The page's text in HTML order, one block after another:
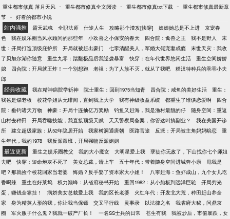
重生都市修真 落月天风 - 重生都市修真全文阅读 - 重生都市修真txt下载 - 重生都市修真最新章
节 - 好看的都市小说
站内强推 霸天武魂 全职法师 仕途人生 攻略那个渣攻[快穿] 娘娘她总是不上进
京宠春
色
我在娱乐圈当风水顾问的那些年 小欢喜之小保安的春天 四合院：禽兽之王 我不是野人
末
世：开局打造顶级庇护所
开局就被赶出豪门 七零清醒美人，军婚大佬宠妻成瘾
末世天灾：我收
了贝加尔湖你随意
重生九零：踹翻极品后我逆袭暴富 快穿：在年代世界悠闲生活
重生空间娇娇
媳
四合院：开局就王炸！一个别想跑 老祖：为了人族不灭，就从了我吧
糙汉特种兵的乖乖小夫
郎
经典收藏 我在精神病院学斩神 院士重生：回到1975当知青 四合院：咸鱼的美好生活
重生：
我爸是煤老板
校花学姐从无绯闻，直到我上大学 我有神级收益系统 都重生了谁谈恋爱啊
四合
院：垂钓诸天万物
神豪：开局十连抽亿万奖励 钓鱼又赶海，我是渔村最靓的仔
随身空间：重返
山村去种田
开局吞噬技能，我直接顶级天赋 天天警察局备案，你管这叫搞副业？
我在美国开诊
所
建立超级家族：从52年隐居开始 我家树洞通唐朝 医路官途 反派：开局被主角妈妈暗恋
重
生年代，我的1978
我反派跟班，开局强吻反派姐姐
最近更新 重生之娱乐圈教父 我的大小魔女 大明星爱上我
孽徒你无敌了，下山找你七个师姐
去吧
快穿：短命炮灰不死了 美女总裁，请上车 五十年代：带着随身空间进城奔小康
甩我是
吧？那就捡个校花回家当老婆
悔婚？反手娶了资本家大小姐！
八零赶海：鱼虾成山，九个女儿吃
香喝辣
重生在好莱坞 权力巅峰：从省府秘书开始 重回1982：从小舢板到远洋巨轮
开局穷光
蛋，赚钱全靠挂！
病娇美女总裁爱上我 我的区长老婆
火红年代：开发北大荒，种田赶山养全
家
身为精英人形的我，你让我当保镖 交叉平行线 灵事录 以法律之名
我省府大秘，问鼎京
圈
军火贩子什么鬼？我就一破产厂长！ 一名SS士兵的日常 苍生有我
我被炒后，市值暴跌，女